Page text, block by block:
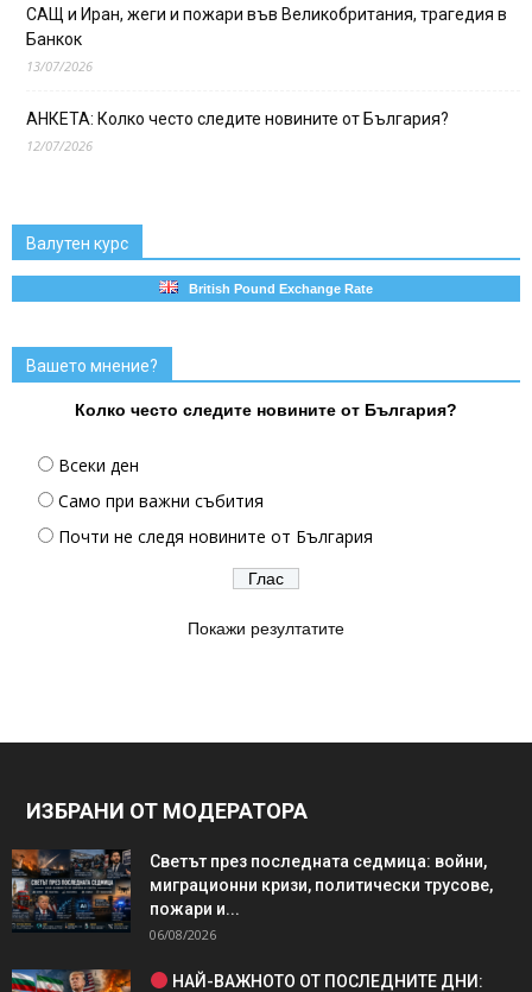
САЩ и Иран, жеги и пожари във Великобритания, трагедия в
Банкок
13/07/2026
АНКЕТА: Колко често следите новините от България?
12/07/2026
Валутен курс
British Pound Exchange Rate
Вашето мнение?
Колко често следите новините от България?
Всеки ден
Само при важни събития
Почти не следя новините от България
Покажи резултатите
ИЗБРАНИ ОТ МОДЕРАТОРА
Светът през последната седмица: войни,
миграционни кризи, политически трусове,
пожари и...
06/08/2026
НАЙ-ВАЖНОТО ОТ ПОСЛЕДНИТЕ ДНИ: